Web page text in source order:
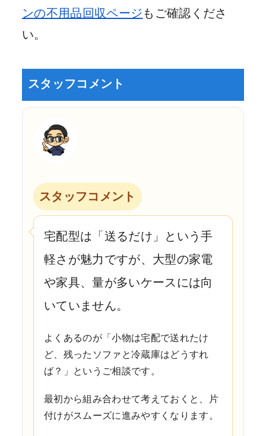
ンの不用品回収ページもご確認くださ
い。
スタッフコメント
スタッフコメント
宅配型は「送るだけ」という手
軽さが魅力ですが、大型の家電
や家具、量が多いケースには向
いていません。
よくあるのが「小物は宅配で送れたけ
ど、残ったソファと冷蔵庫はどうすれ
ば？」というご相談です。
最初から組み合わせて考えておくと、片
付けがスムーズに進みやすくなります。